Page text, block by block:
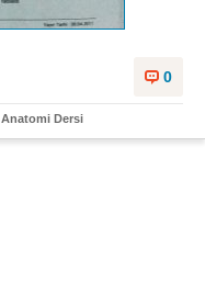
0
Anatomi Dersi